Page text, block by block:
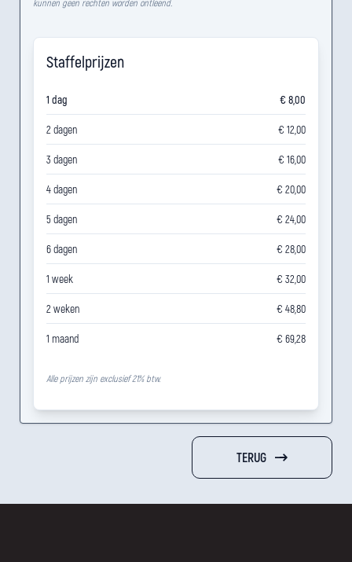
kunnen geen rechten worden ontleend.
Staffelprijzen
1 dag € 8,00
2 dagen € 12,00
3 dagen € 16,00
4 dagen € 20,00
5 dagen € 24,00
6 dagen € 28,00
1 week € 32,00
2 weken € 48,80
1 maand € 69,28
Alle prijzen zijn exclusief 21% btw.
TERUG